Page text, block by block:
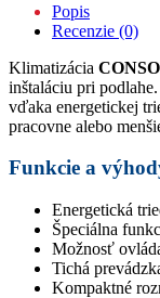
Popis
Recenzie (0)
Klimatizácia
inštaláciu pri
vďaka energetickej
pracovne alebo
Funkcie a
Energetická
Špeciálna
Možnosť
Tichá
Kompaktné